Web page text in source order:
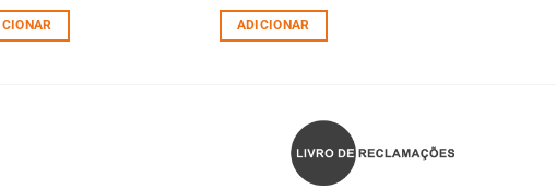
ADICIONAR